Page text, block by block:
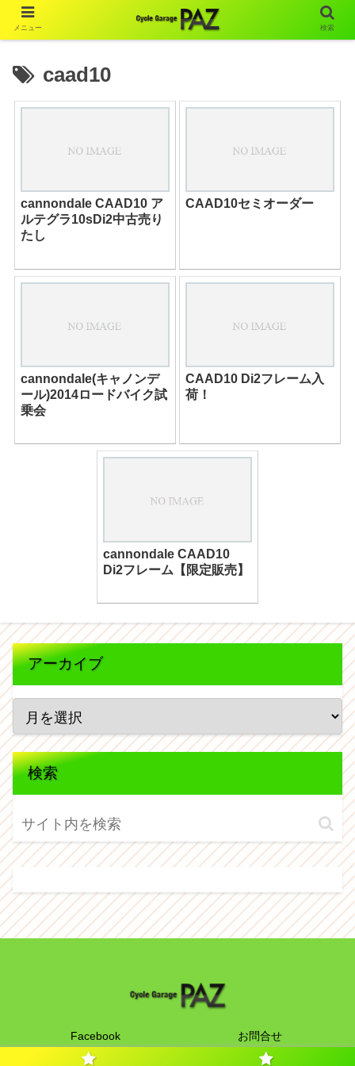
caad10
cannondale CAAD10 ア
ルテグラ10sDi2中古売り
たし
CAAD10セミオーダー
cannondale(キャノンデ
ール)2014ロードバイク試
乗会
CAAD10 Di2フレーム入
荷！
cannondale CAAD10
Di2フレーム【限定販売】
アーカイブ
検索
Facebook お問合せ
メニュー 検索